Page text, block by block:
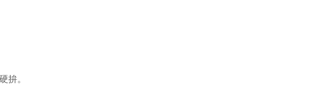
拚。